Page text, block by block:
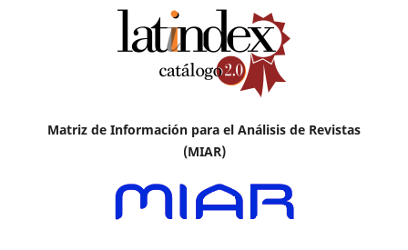
Matriz de Información para el Análisis de Revistas
(MIAR)